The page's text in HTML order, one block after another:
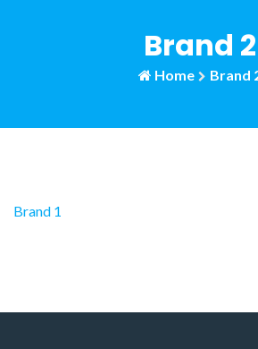
Brand 2
Home Brand
Navegación
Brand 1